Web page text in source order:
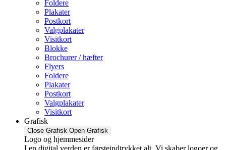
Foldere
Plakater
Postkort
Valgplakater
Visitkort
Blokke
Brochurer / hæfter
Flyers
Foldere
Plakater
Postkort
Valgplakater
Visitkort
Grafisk
Close Grafisk Open Grafisk
Logo og hjemmesider
I en digital verden er førsteindtrykket alt. Vi skaber logoer og